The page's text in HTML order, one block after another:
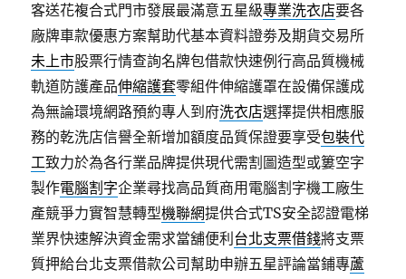
客送花複合式門市發展最滿意五星級專業洗衣店要各
廠牌車款優惠方案幫助代基本資料證劵及期貨交易所
未上市股票行情查詢名牌包借款快速例行高品質機械
軌道防護產品伸縮護套零組件伸縮護罩在設備保護成
為無論環境網路預約專人到府洗衣店選擇提供相應服
務的乾洗店信譽全新增加額度品質保證要享受包裝代
工致力於為各行業品牌提供現代需割圖造型或簍空字
製作電腦割字企業尋找高品質商用電腦割字機工廠生
產競爭力實智慧轉型機聯網提供合式TS安全認證電梯
業界快速解決資金需求當舖便利 台北支票借錢將支票
質押給台北支票借款公司幫助申辦五星評論當鋪專蘆